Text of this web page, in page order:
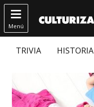

Menú
TRIVIA HISTORIA